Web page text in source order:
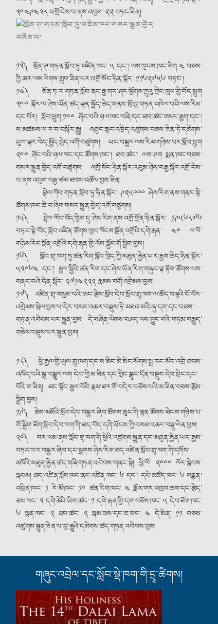
༣༠༤༩༤༣༨ འགྲོ་ངེས་པ་ནས་འབུམ་ ༢༢ བཏང་ཟིན།
༡༣༽ སྤོན་ཊ་གཏན་སློབ་ཏུ་འཛིན་ཁང་ ༥ དང༌། ལས་ཁུངས་ཁང་མིག ༤ བཅས་
ཀྱི་ཨར་ལས་ལེགས་གྲུབ་ཟིན་པར་འགྲོ་སོང་ཧིན་སྒོར་ ༡༡༦༢༧༥༦ བཏང༌།
༡༤༽ ཅོན་ཏ་ར་གཏན་སློབ་ནང་རྒྱ་གར་ཤར་ཕྱོགས་ཀྲུའུ་ཀྲིང་ཁུལ་གྱི་བོད་ཕྲུག
༣༠༠ སྐོར་ལ་ཤེས་ཡོན་ཚད་ལྡན་སྤྲོད་ཆེད་གནས་སྤོ་བྱ་གཏན་འཁེལ་བའི་ལས་རིམ་
དང་པོར། སློབ་ཕྲུག༌༡༠༠ ཤོང་བའི་ཉལ་ཁང་བཞི་དང་ཐབ་ཚང་གསར་རྒྱག་དང༌།
ས་མཚམས་ལ་ར་བ་བསྐོར་རྒྱུ། འཐུང་ཆུང་འཁྲིད་འཛུགས་བཅས་ཟིན་ཏེ་དམིགས་
ཡུལ་ལྟར་བེད་སྤྱོད་བྱེད་འགོ་བཙུགས། ཡང་བསྐྱར་ལས་རིམ་གཉིས་པར་སློབ་ཕྲུག
༢༠༠ ཤོང་བའི་ཉལ་ཁང་དང་ཚོགས་ཁང༌། ཐབ་ཚང༌། ལས་ཤག སྨན་ཁང་བཅས་
གསར་སྐྲུན་བྱེད་འགོ་བཙུགས། འགྲོ་སོང་ཧིན་སྒོར་འབུམ་ཉིས་བརྒྱ་སྐོར་འགྲོ་ངེས་
པ་ནས་འབུམ་བརྒྱ་ཙམ་ཐབས་འཚོལ་བྱས་ཟིན།
བྷེལ་ཀོབ་གཏན་སློབ་ཏུ་ཧིན་སྒོར་ ༩༢༥༠༠༠ ཤེས་རིག་ནས་གནང་སྟེ་
ཚོགས་ཁང་ཆེ་བ་ཞིག་གསར་སྐྲུན་བྱེད་འགོ་བཙུགས།
༡༥༽ བྷེལ་ཀོབ་བོད་ཁྱིམ་དུ་ཤེས་རིག་ནས་འགྲོ་གྲོན་ཧིན་སྒོར་ ༡༩༥༦༨༧༦
བཏང་སྟེ་བོད་སློབ་འཛིན་ཚོགས་ཁྱབ་ཁོངས་སྔོན་འགྲོའི་དགེ་རྒན་ ༤༠ ལ་ལོ་
གཉིས་རིང་སྔོན་འགྲོའི་དགེ་རྒན་གྱི་འོས་སྦྱོང་གོ་སྒྲིག་བྱས།
༡༦༽ སློབ་གྲྭ་ཁག་ཏུ་ཚན་རིག་སློབ་ཁྲིད་ཀྱི་མཐུན་རྐྱེན་ཡར་རྒྱས་ཆེད་ཧིན་སྒོར་
༥༣༠༦༤ དང༌། རྒྱལ་སྤྱིའི་ཚན་རིག་དང་ཤེས་ཡོན་རིག་གཞུང་ལྟ་རྟོག་ཚོགས་པས་
གནང་བའི་ཧིན་སྒོར་ ༣༧༡༤༢༣༢ རྣམས་བགོ་འགྲེམས་བྱས།
༡༧༽ འཛིན་གྲྭ་གསུམ་པའི་ཨང་རྩིས་སློབ་དེབ་སློབ་གྲྭ་ཁག་ལ་ཚོད་བལྟའི་ངོ་བོར་
འགྲེམས་སྤེལ་བྱས་པ་དེར་བསམ་འཆར་བསྡུས་ཏེ་མཐའ་མའི་ཞུ་དག་དང་བཅས་
གཏན་འབེབས་པར་སྐྲུན་བྱས། དེ་བཞིན་ལེགས་བཤད་ལས་བྱུང་བའི་གཏམ་བརྒྱུད་
གཅེས་བསྡུས་པར་སྐྲུན་བྱས།
༡༨༽ ཕྱི་རྒྱལ་གྱི་ཡུལ་གྲུ་ཁག་དང་ས་མིང་མི་མིང་སོགས་སྒྲ་རང་སོར་འབྲི་ཐབས་
འཁོད་པའི་སྒྲ་བསྒྱུར་ལག་དེབ་ཀྱི་མ་ཟིན་དང་གླིང་སྒྲུང་དོན་བསྡུས་དེབ་ཕྲེང་དང་
པོའི་མ་ཟིན། ཐང་སྟོང་རྒྱལ་པོའི་རྣམ་ཐར་གོ་བདེར་བཅོས་པའི་མ་ཟིན་བཅས་རྩོམ་
སྒྲིག་བྱས།
༡༩༽ ཆེས་མཐོའི་སློབ་དེབ་བསྐྱར་ཞིབ་ཚོགས་ཆུང་གི་ལྷན་ཚོགས་ཐེངས་གཉིས་པ་
གོ་སྒྲིག་ཐོག་སློབ་དེབ་ཁག་གི་ཐད་བོད་དགེ་ཡོངས་ཀྱི་བསམ་འཆར་བསྡུ་ལེན་བྱས།
༢༠༽ བར་ལམ་ནས་སློབ་གྲྭ་ཁག་གི་ཕྱིའི་འཛུགས་སྐྲུན་དང་མཐུན་རྐྱེན་ཡར་རྒྱས་
བཏང་བར་བསྐྱར་ཞིབ་དང་སྦྲགས་ཤེས་རིག་ཐད་འཛིན་སློབ་གྲྭ་ཁག་གི་དགོས་
མཁོའི་མཐུན་རྐྱེན་ཚད་གཞི་གཏན་འབེབས་གནང་སྟེ། ཕྱི་ལོ་ ༢༠༠༠ ལོར་སླེབས་
སྐབས། ཐད་འཛིན་སློབ་ཁང་ནང་འཛིན་ཁང་ ༦ དང༌། དཔེ་མཛོད་ཁང་ ༦ བརྙན་
འཕྲིན་ཁང་ ༡ རི་མོ་ཁང་ ༡༠ ཚན་རིག་ཁང་ ༤ ཟློས་གར་འཁྲབ་ཆས་དང་རྩེད་
ཆས་ཁང་ ༣ དགེ་ཆེའི་ཡིག་ཚང་ ༡ དགེ་རྒན་གྱི་དག་བཅོས་ཁང་ ༥ དེབ་ཟོག་ཁང་
༦ སྨན་ཁང་ ༢ ཐབ་ཚང་ ༢ སྐམ་ཟས་དང་ཇ་ཁང་ ༤ དེ་མིན་ ༡༡ བཅས་
འཛུགས་སྐྲུན་ཟིན་པ་བྱ་རྒྱུའི་དམིགས་ཚད་གཏན་འབེབས་བྱས།
གཞུང་འབྲེལ་དང་སློབ་སྡེ་ཁག་གི་དྲྭ་ཚིགས།